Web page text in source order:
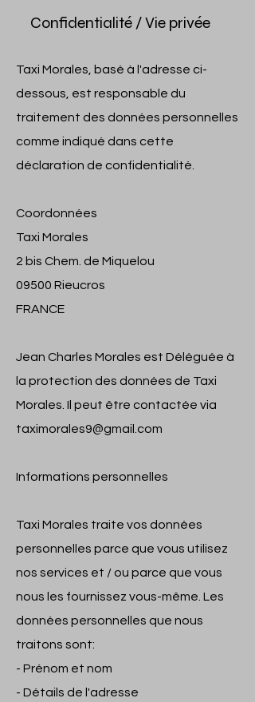
Confidentialité / Vie privée
Taxi Morales, basé à l'adresse ci-
dessous, est responsable du
traitement des données personnelles
comme indiqué dans cette
déclaration de confidentialité.
Coordonnées
Taxi Morales
2 bis Chem. de Miquelou
09500 Rieucros
FRANCE
Jean Charles Morales est Déléguée à
la protection des données de Taxi
Morales. Il peut être contactée via
taximorales9@gmail.com
Informations personnelles
Taxi Morales traite vos données
personnelles parce que vous utilisez
nos services et / ou parce que vous
nous les fournissez vous-même. Les
données personnelles que nous
traitons sont:
- Prénom et nom
- Détails de l'adresse